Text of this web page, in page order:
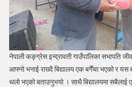
नेपाली कङ्ग्रेस इन्द्रावती गाउँपालिका सभापति
आफ्नो भनाई राख्दै बिद्यालय एक बगैँचा भएको र
थलो भएको बताउनुभयो । साथै बिद्यालयमा सबैलाई